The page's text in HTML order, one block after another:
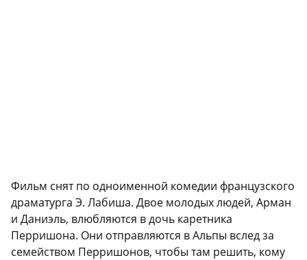
Фильм снят по одноименной комедии французского
драматурга Э. Лабиша. Двое молодых людей, Арман
и Даниэль, влюбляются в дочь каретника
Перришона. Они отправляются в Альпы вслед за
семейством Перришонов, чтобы там решить, кому